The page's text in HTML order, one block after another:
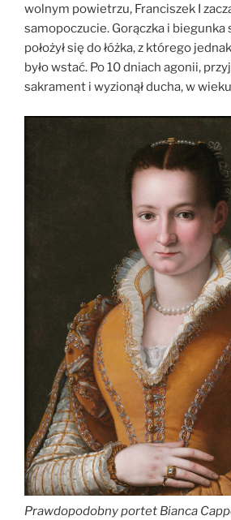
wolnym powietrzu, Franciszek I
samopoczucie. Gorączka i biegunka
położył się do łóżka, z którego
było wstać. Po 10 dniach agonii,
sakrament i wyzionął ducha, w
Prawdopodobny portet Bianca